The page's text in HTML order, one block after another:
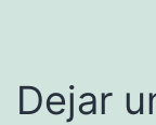
Dejar